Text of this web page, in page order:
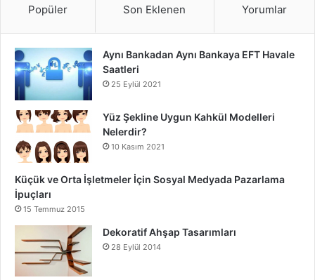
Popüler Son Eklenen Yorumlar
Aynı Bankadan Aynı Bankaya EFT Havale
Saatleri
25 Eylül 2021
Yüz Şekline Uygun Kahkül Modelleri
Nelerdir?
10 Kasım 2021
Küçük ve Orta İşletmeler İçin Sosyal Medyada Pazarlama
İpuçları
15 Temmuz 2015
Dekoratif Ahşap Tasarımları
28 Eylül 2014